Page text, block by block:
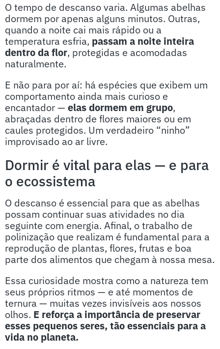
O tempo de descanso varia. Algumas abelhas
dormem por apenas alguns minutos. Outras,
quando a noite cai mais rápido ou a
temperatura esfria, passam a noite inteira
dentro da flor, protegidas e acomodadas
naturalmente.
E não para por aí: há espécies que exibem um
comportamento ainda mais curioso e
encantador — elas dormem em grupo,
abraçadas dentro de flores maiores ou em
caules protegidos. Um verdadeiro “ninho”
improvisado ao ar livre.
Dormir é vital para elas — e para
o ecossistema
O descanso é essencial para que as abelhas
possam continuar suas atividades no dia
seguinte com energia. Afinal, o trabalho de
polinização que realizam é fundamental para a
reprodução de plantas, flores, frutas e boa
parte dos alimentos que chegam à nossa mesa.
Essa curiosidade mostra como a natureza tem
seus próprios ritmos — e até momentos de
ternura — muitas vezes invisíveis aos nossos
olhos. E reforça a importância de preservar
esses pequenos seres, tão essenciais para a
vida no planeta.